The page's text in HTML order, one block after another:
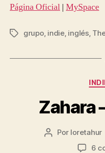
Página Oficial | MySpace
Etiquetas
grupo, indie, inglés,
Zahara
Autor
Por loretahur
6